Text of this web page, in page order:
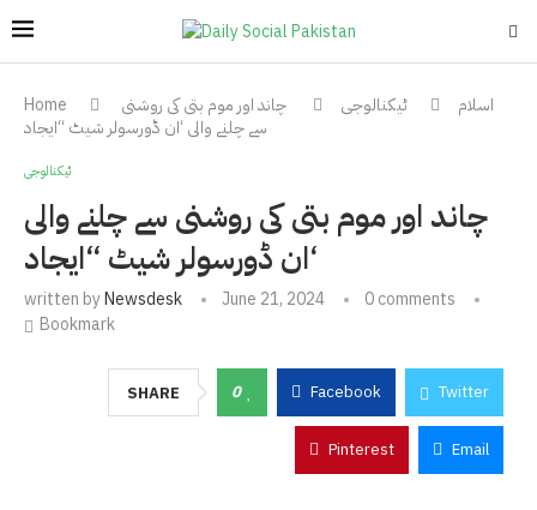
Home اسلام ٹیکنالوجی
چاند اور موم بتی کی روشنی
سے چلنے والی ‘ان ڈورسولر شیٹ “ایجاد
ٹیکنالوجی
چاند اور موم بتی کی روشنی سے چلنے والی
‘ان ڈورسولر شیٹ “ایجاد
written byNewsdesk June 21, 2024
0 comments
Bookmark
SHARE 0 Facebook Twitter
Pinterest Email